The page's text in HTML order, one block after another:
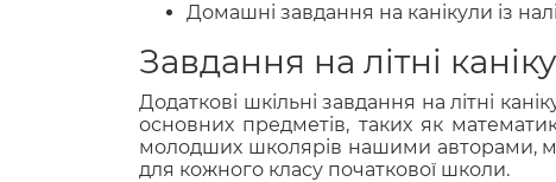
Домашні завдання на канікули із
Завдання на літні
Додаткові шкільні завдання на літні
основних предметів, таких як
молодших школярів нашими авторами,
для кожного класу початкової школи.